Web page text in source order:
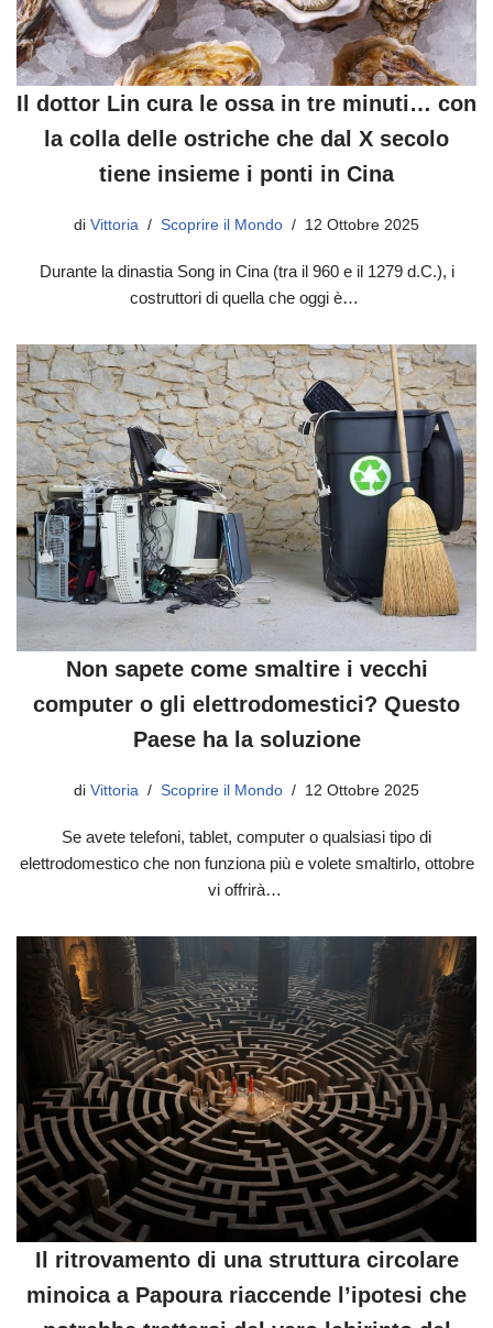
Il dottor Lin cura le ossa in tre minuti… con
la colla delle ostriche che dal X secolo
tiene insieme i ponti in Cina
di Vittoria Scoprire il Mondo 12 Ottobre 2025
Durante la dinastia Song in Cina (tra il 960 e il 1279 d.C.), i
costruttori di quella che oggi è…
Non sapete come smaltire i vecchi
computer o gli elettrodomestici? Questo
Paese ha la soluzione
di Vittoria Scoprire il Mondo 12 Ottobre 2025
Se avete telefoni, tablet, computer o qualsiasi tipo di
elettrodomestico che non funziona più e volete smaltirlo, ottobre
vi offrirà…
Il ritrovamento di una struttura circolare
minoica a Papoura riaccende l’ipotesi che